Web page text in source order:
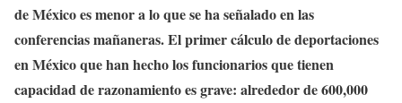
de México es menor a lo que se ha señalado en las
conferencias mañaneras. El primer cálculo de deportaciones
en México que han hecho los funcionarios que tienen
capacidad de razonamiento es grave: alrededor de 600,000